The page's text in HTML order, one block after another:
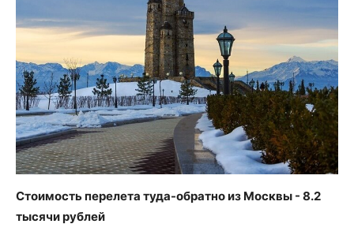
Стоимость перелета туда-обратно из Москвы - 8.2
тысячи рублей